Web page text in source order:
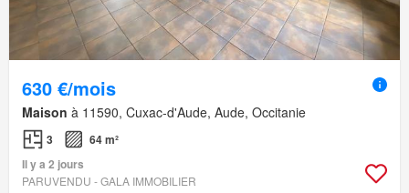
630 €/mois
Maison à 11590, Cuxac-d'Aude, Aude, Occitanie
3
64 m²
Il y a 2 jours
PARUVENDU - GALA IMMOBILIER